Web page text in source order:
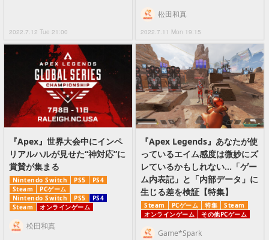
2022.7.12 Tue 21:00 2022.7.11 Mon 19:15
松田和真
『Apex』世界大会中にインペ
リアルハルが見せた“神対応”に
賞賛が集まる
Nintendo Switch PS5
PS4
Steam
PCゲーム
Nintendo Switch
PS5
PS4
Steam
オンラインゲーム
松田和真
『Apex Legends』あなたが使
っているエイム感度は微妙にズ
レているかもしれない...「ゲー
ム内表記」と「内部データ」に
生じる差を検証【特集】
Steam PCゲーム 特集
Steam
オンラインゲーム
その他PCゲーム
Game*Spark